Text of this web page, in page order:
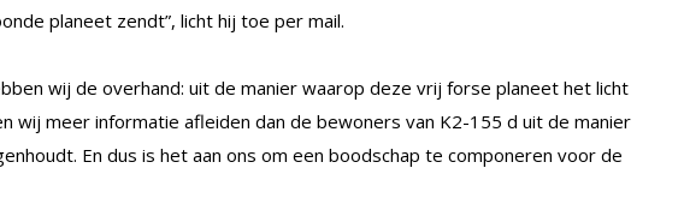
planeet zendt”, licht hij toe per mail.
wij de overhand: uit de manier waarop deze vrij forse planeet het licht
wij meer informatie afleiden dan de bewoners van K2-155 d uit de manier
En dus is het aan ons om een boodschap te componeren voor de